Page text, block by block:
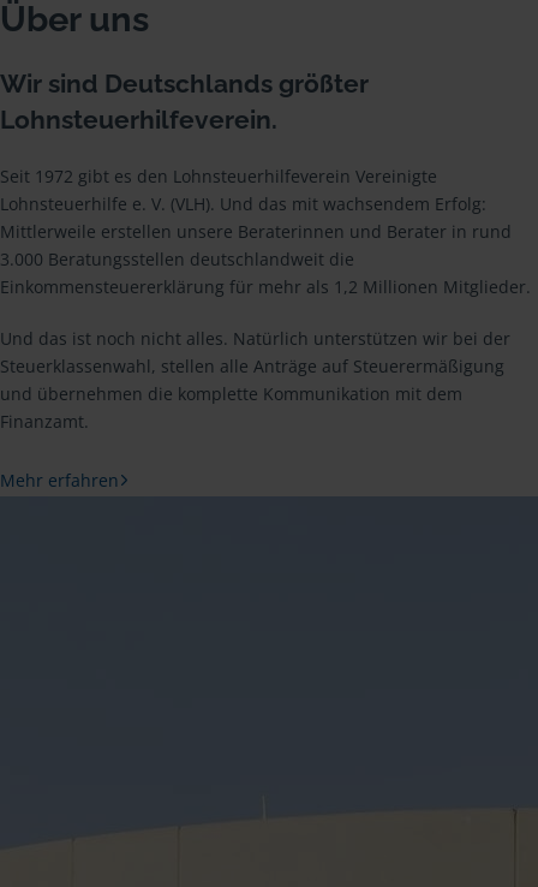
Über uns
Wir sind Deutschlands größter
Lohnsteuerhilfeverein.
Seit 1972 gibt es den Lohnsteuerhilfeverein Vereinigte
Lohnsteuerhilfe e. V. (VLH). Und das mit wachsendem Erfolg:
Mittlerweile erstellen unsere Beraterinnen und Berater in rund
3.000 Beratungsstellen deutschlandweit die
Einkommensteuererklärung für mehr als 1,2 Millionen Mitglieder.
Und das ist noch nicht alles. Natürlich unterstützen wir bei der
Steuerklassenwahl, stellen alle Anträge auf Steuerermäßigung
und übernehmen die komplette Kommunikation mit dem
Finanzamt.
Mehr erfahren